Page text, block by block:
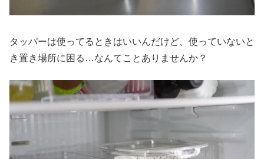
タッパーは使ってるときはいいんだけど、使っていないと
き置き場所に困る…なんてことありませんか？